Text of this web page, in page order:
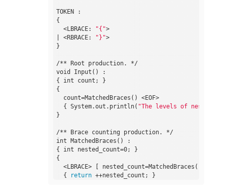
TOKEN :
{
  <LBRACE:
"{">
| <RBRACE:
"}">
}
/** Root production. */
void Input() :
{ int count; }
{
  count=MatchedBraces() <EOF>
  { System.out.println(
"The levels of nesting
}
/** Brace counting production. */
int MatchedBraces() :
{ int nested_count=0; }
{
<LBRACE> [ nested_count=MatchedBraces() ]
  {
return ++nested_count; }